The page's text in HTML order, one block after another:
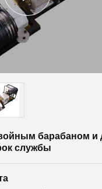
барабаном и
службы